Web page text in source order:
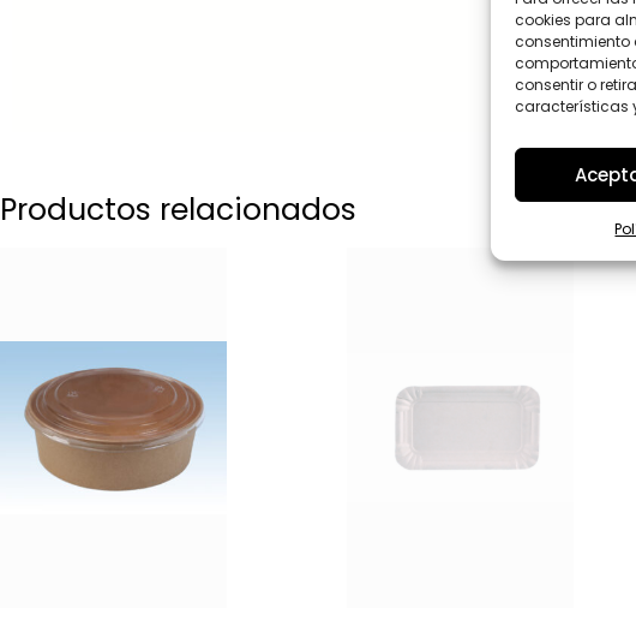
cookies para
consentimiento
consentir o
características
Productos relacionados